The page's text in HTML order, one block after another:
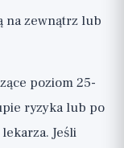
na zewnątrz lub
poziom 25-
ryzyka lub po
Jeśli